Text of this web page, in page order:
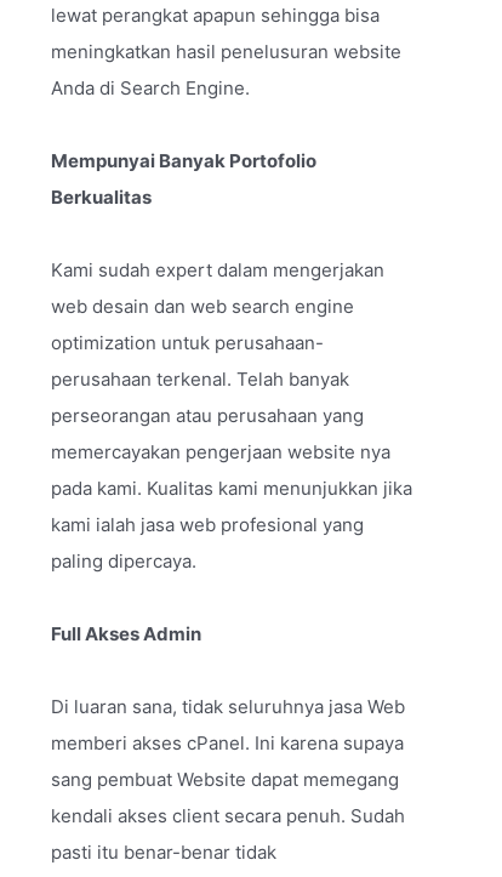
lewat perangkat apapun sehingga bisa
meningkatkan hasil penelusuran website
Anda di Search Engine.
Mempunyai Banyak Portofolio
Berkualitas
Kami sudah expert dalam mengerjakan
web desain dan web search engine
optimization untuk perusahaan-
perusahaan terkenal. Telah banyak
perseorangan atau perusahaan yang
memercayakan pengerjaan website nya
pada kami. Kualitas kami menunjukkan jika
kami ialah jasa web profesional yang
paling dipercaya.
Full Akses Admin
Di luaran sana, tidak seluruhnya jasa Web
memberi akses cPanel. Ini karena supaya
sang pembuat Website dapat memegang
kendali akses client secara penuh. Sudah
pasti itu benar-benar tidak